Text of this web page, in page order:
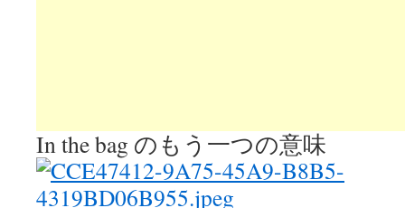
In the bag のもう一つの意味